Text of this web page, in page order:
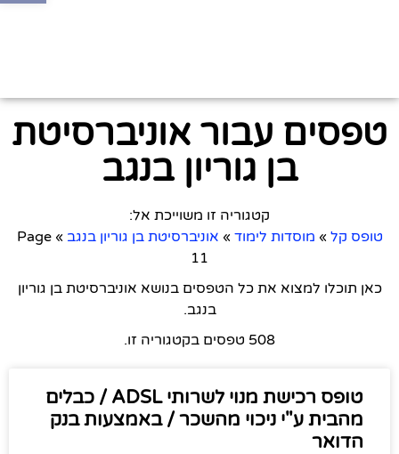
טפסים עבור אוניברסיטת
בן גוריון בנגב
קטגוריה זו משוייכת אל:
טופס קל » מוסדות לימוד » אוניברסיטת בן גוריון בנגב »
Page
11
כאן תוכלו למצוא את כל הטפסים בנושא אוניברסיטת בן גוריון
בנגב.
508 טפסים בקטגוריה זו.
טופס רכישת מנוי לשרותי ADSL / כבלים
מהבית ע"י ניכוי מהשכר / באמצעות בנק
הדואר